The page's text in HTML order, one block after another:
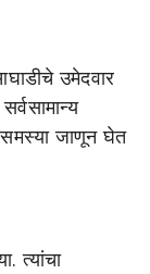
उमेदवार
समस्या जाणून घेत
त्यांचा